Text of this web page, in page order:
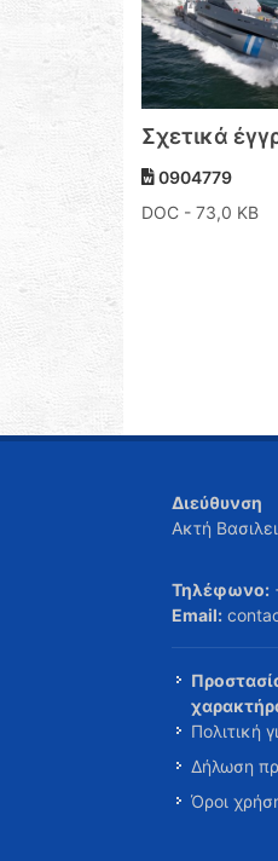
Σχετικά
0904779
DOC - 73,0 KB
Διεύθυνση
Ακτή
Τηλέφωνο:
Email:
Πολιτική
Δήλωση
Όροι